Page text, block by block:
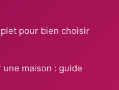
pour bien choisir
maison : guide